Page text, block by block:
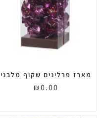
מארז פרלינים שקוף מלבני
₪0.00